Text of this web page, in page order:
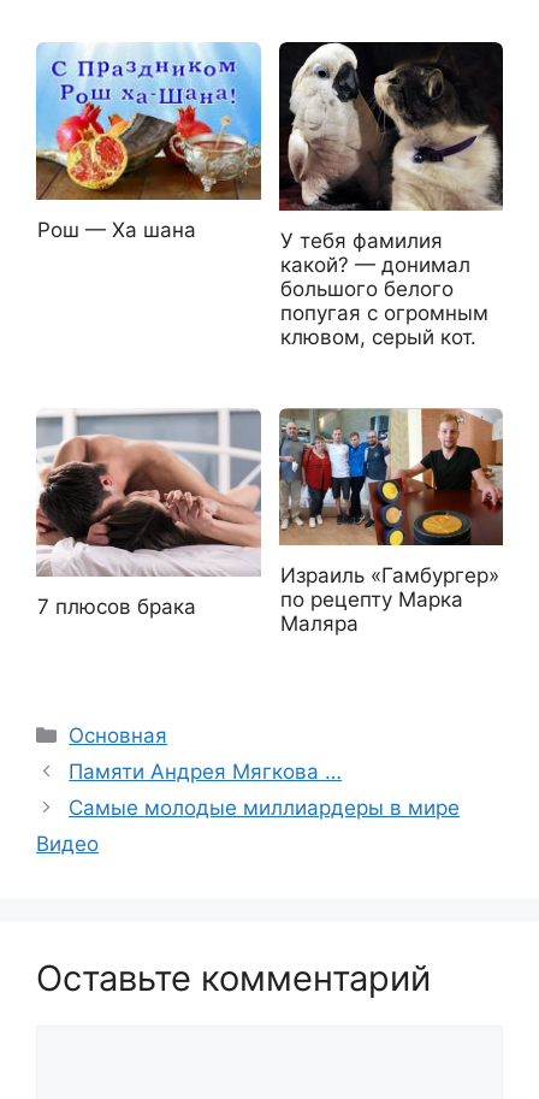
Рош — Ха шана
У тебя фамилия
какой? — донимал
большого белого
попугая с огромным
клювом, серый кот.
7 плюсов брака
Израиль «Гамбургер»
по рецепту Марка
Маляра
Рубрики
Основная
Памяти Андрея Мягкова …
Самые молодые миллиардеры в мире
Видео
Оставьте комментарий